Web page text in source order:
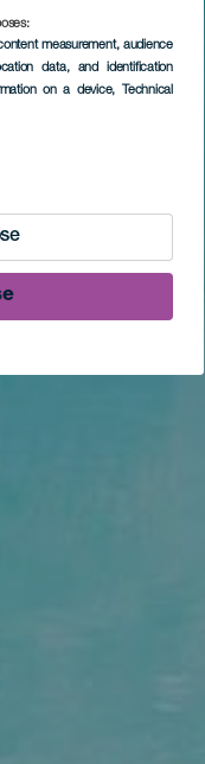
measurement, audience
data, and identification
on a device, Technical